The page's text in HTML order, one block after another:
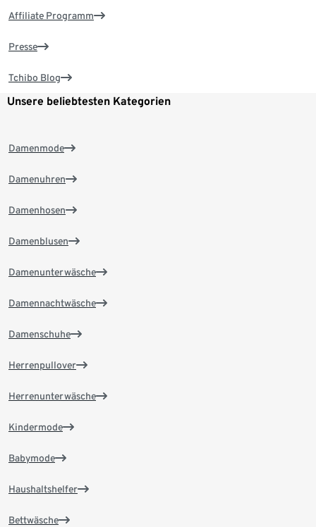
Affiliate Programm
Presse
Tchibo Blog
Unsere beliebtesten Kategorien
Damenmode
Damenuhren
Damenhosen
Damenblusen
Damenunterwäsche
Damennachtwäsche
Damenschuhe
Herrenpullover
Herrenunterwäsche
Kindermode
Babymode
Haushaltshelfer
Bettwäsche